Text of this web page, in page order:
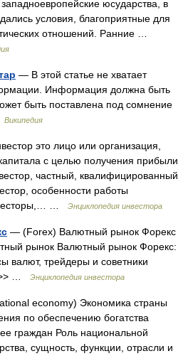
юсударства, в
условия, благоприятные для
отношений. Ранние …
— В этой статье не хватает
Информация должна быть
быть поставлена под сомнение
Википедия
это лицо или организация,
с целью получения прибыли
частный, квалифицированный
особенности работы
…
Энциклопедия инвестора
— (Forex) Валютный рынок Форекс
рынок Валютный рынок Форекс:
валют, трейдеры и советники
…
Энциклопедия инвестора
economy) Экономика страны
по обеспечению богатства
граждан Роль национальной
сущность, функции, отрасли и